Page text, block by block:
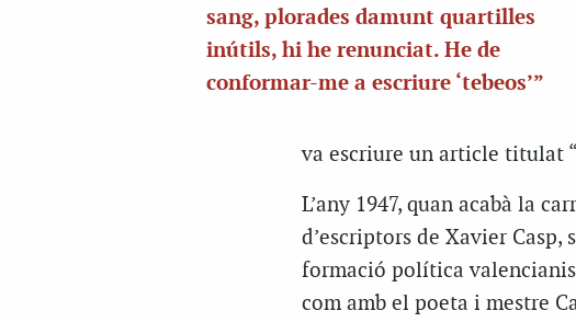
sang, plorades damunt quartilles
inútils, hi he renunciat. He de
conformar-me a escriure ‘tebeos’”
va escriure un article titulat
L’any 1947, quan acabà la
d’escriptors de Xavier Casp,
formació política
com amb el poeta i mestre